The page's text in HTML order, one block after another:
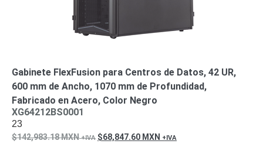
Gabinete FlexFusion para Centros de Datos, 42 UR,
600 mm de Ancho, 1070 mm de Profundidad,
Fabricado en Acero, Color Negro
XG64212BS0001
23
142,983.18MXN 68,847.60 MXN